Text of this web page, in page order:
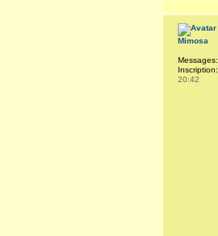
Mimosa
Messages:
Inscription:
20:42